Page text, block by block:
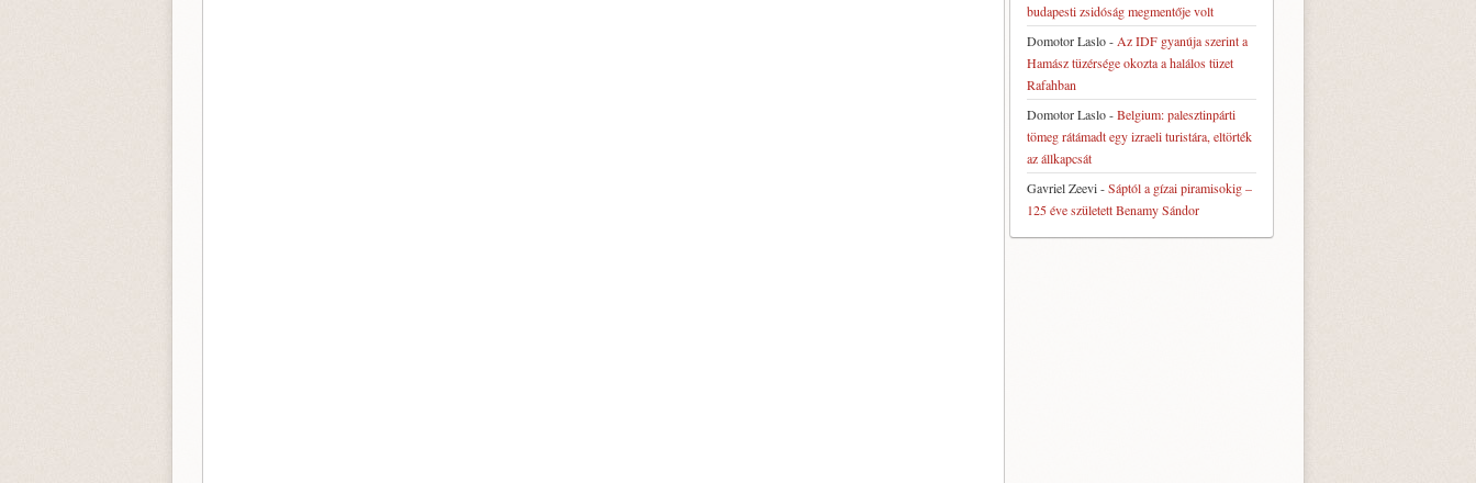
budapesti zsidóság megmentője volt
Domotor Laslo- Az IDF gyanúja szerint a
Hamász tüzérsége okozta a halálos tüzet
Rafahban
Domotor Laslo-Belgium: palesztinpárti
tömeg rátámadt egy izraeli turistára, eltörték
az állkapcsát
Gavriel Zeevi-Sáptól a gízai piramisokig –
125 éve született Benamy Sándor